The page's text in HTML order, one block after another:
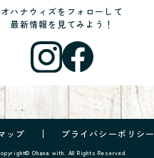
オハナウィズをフォローして
最新情報を見てみよう！
ップ プライバシーポリシー
Ohana with. All Rights Reserved.